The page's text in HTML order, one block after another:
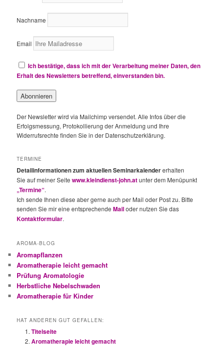
Nachname
Email
Ich bestätige, dass ich mit der Verarbeitung meiner Daten, den
Erhalt des Newsletters betreffend, einverstanden bin.
Der Newsletter wird via Mailchimp versendet. Alle Infos über die
Erfolgsmessung, Protokollierung der Anmeldung und Ihre
Widerrufsrechte finden Sie in der Datenschutzerklärung.
TERMINE
Detailinformationen zum aktuellen Seminarkalendererhalten
Sie auf meiner Seitewww.kleindienst-john.atunter dem Menüpunkt
„Termine“.
Ich sende Ihnen diese aber gerne auch per Mail oder Post zu. Bitte
senden Sie mir eine entsprechendeMailoder nutzen Sie das
Kontaktformular.
AROMA-BLOG
Aromapflanzen
Aromatherapie leicht gemacht
Prüfung Aromatologie
Herbstliche Nebelschwaden
Aromatherapie für Kinder
HAT ANDEREN GUT GEFALLEN:
Titelseite
Aromatherapie leicht gemacht